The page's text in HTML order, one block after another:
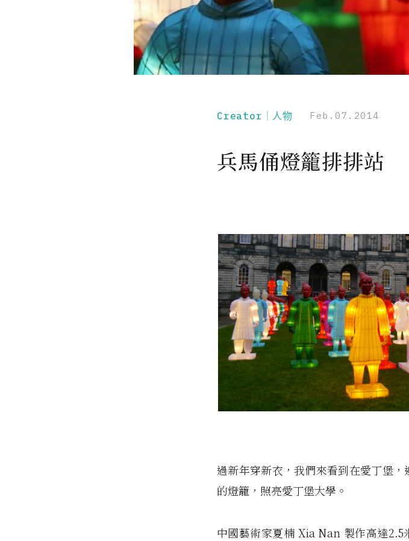
Creator｜人物 Feb.07.2014
兵馬俑燈籠排排站
過新年穿新衣，我們來看到在愛丁堡
的燈籠，照亮愛丁堡大學。
中國藝術家夏楠 Xia Nan 製作高達2.5